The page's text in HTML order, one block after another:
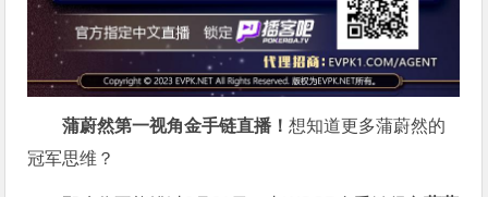
蒲蔚然第一视角金手链直播 ！想知道更多蒲蔚然的
冠军思维？